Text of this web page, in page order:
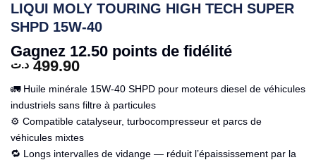
LIQUI MOLY TOURING HIGH TECH SUPER
SHPD 15W-40
Gagnez 12.50 points de fidélité
499.90 د.ت
🚛 Huile minérale 15W-40 SHPD pour moteurs diesel de véhicules
industriels sans filtre à particules
⚙️ Compatible catalyseur, turbocompresseur et parcs de
véhicules mixtes
🔁 Longs intervalles de vidange — réduit l’épaississement par la